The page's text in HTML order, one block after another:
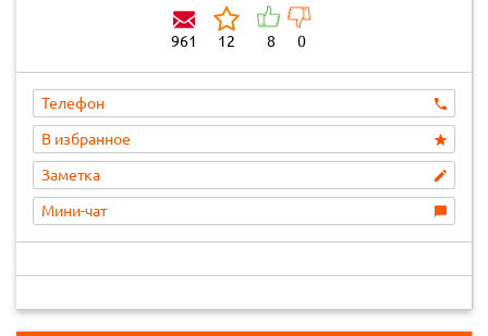
961 12 8 0
Телефон
В избранное
Заметка
Мини-чат